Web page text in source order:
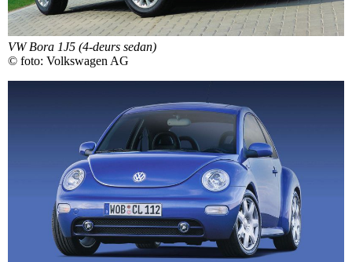
VW Bora 1J5 (4-deurs sedan)
© foto: Volkswagen AG